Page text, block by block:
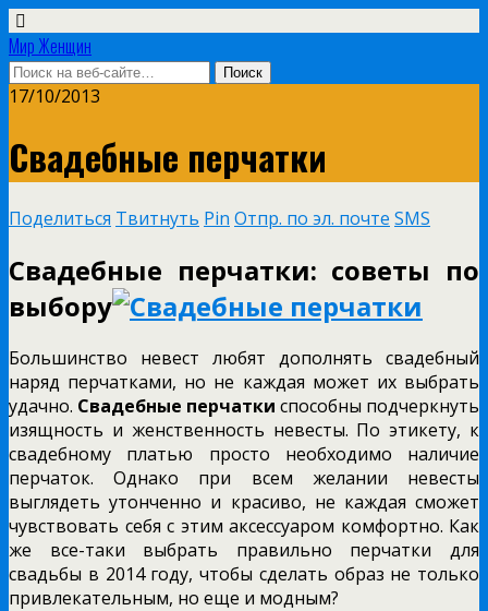
Мир Женщин
17/10/2013
Свадебные перчатки
Поделиться Твитнуть Pin Отпр. по эл. почте SMS
Свадебные перчатки: советы по
выбору
Большинство невест любят дополнять свадебный
наряд перчатками, но не каждая может их выбрать
удачно. Свадебные перчатки способны подчеркнуть
изящность и женственность невесты. По этикету, к
свадебному платью просто необходимо наличие
перчаток. Однако при всем желании невесты
выглядеть утонченно и красиво, не каждая сможет
чувствовать себя с этим аксессуаром комфортно. Как
же все-таки выбрать правильно перчатки для
свадьбы в 2014 году, чтобы сделать образ не только
привлекательным, но еще и модным?